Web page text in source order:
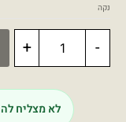
נקה
-
+
לא מצליח